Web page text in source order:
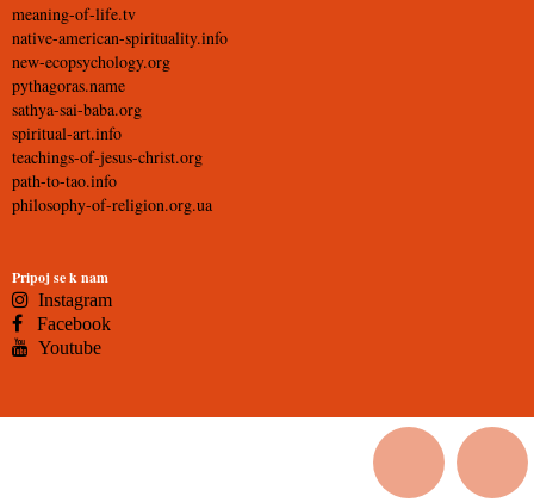
meaning-of-life.tv
native-american-spirituality.info
new-ecopsychology.org
pythagoras.name
sathya-sai-baba.org
spiritual-art.info
teachings-of-jesus-christ.org
path-to-tao.info
philosophy-of-religion.org.ua
Pripoj se k nam
Instagram
Facebook
Youtube